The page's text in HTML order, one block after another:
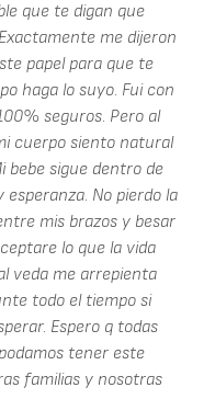
que te digan que
me dijeron
papel para que te
haga lo suyo. Fui con
seguros. Pero al
cuerpo siento natural
bebe sigue dentro de
No pierdo la
mis brazos y besar
lo que la vida
veda me arrepienta
todo el tiempo si
Espero q todas
tener este
familias y nosotras